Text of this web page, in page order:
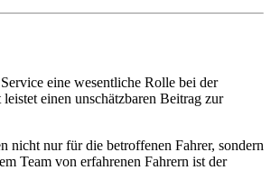
eine wesentliche Rolle bei der
einen unschätzbaren Beitrag zur
nicht nur für die betroffenen Fahrer, sondern
Team von erfahrenen Fahrern ist der